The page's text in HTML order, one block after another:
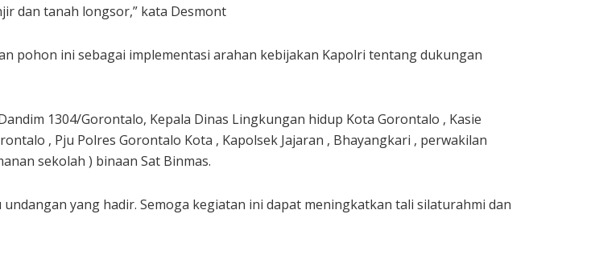
dan tanah longsor,” kata Desmont
pohon ini sebagai implementasi arahan kebijakan Kapolri tentang dukungan
1304/Gorontalo, Kepala Dinas Lingkungan hidup Kota Gorontalo , Kasie
, Pju Polres Gorontalo Kota , Kapolsek Jajaran , Bhayangkari , perwakilan
sekolah ) binaan Sat Binmas.
yang hadir. Semoga kegiatan ini dapat meningkatkan tali silaturahmi dan